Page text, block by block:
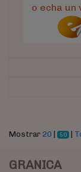
o echa un
Mostrar 20 50 |
GRANICA